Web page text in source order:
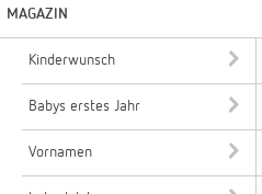
MAGAZIN
Kinderwunsch
Babys erstes Jahr
Vornamen